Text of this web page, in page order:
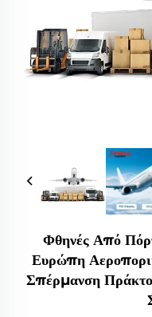
Φθηνές Από
Ευρώπη
Σπέρμανση